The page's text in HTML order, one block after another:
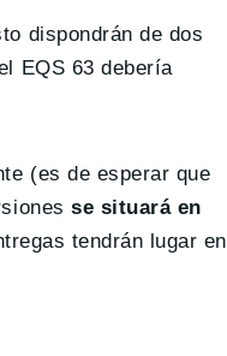
dispondrán de dos
EQS 63 debería
(es de esperar que
se situará en
tendrán lugar en